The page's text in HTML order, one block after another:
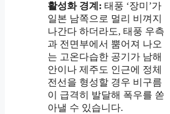
활성화 경계: 태풍 ‘장미’가
일본 남쪽으로 멀리 비껴지
나간다 하더라도, 태풍 우측
과 전면부에서 뿜어져 나오
는 고온다습한 공기가 남해
안이나 제주도 인근에 정체
전선을 형성할 경우 비구름
이 급격히 발달해 폭우를 쏟
아낼 수 있습니다.